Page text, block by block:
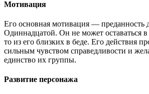
Мотивация
Его основная мотивация — преданность
Одиннадцатой. Он не может оставаться в
то из его близких в беде. Его действия
сильным чувством справедливости и
единство их группы.
Развитие персонажа